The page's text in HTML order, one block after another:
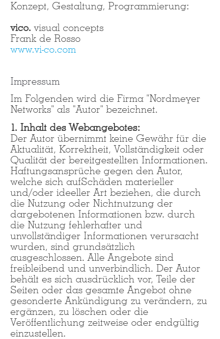
We offer support for our customers
Mon - Fri 8:00am - 5:00pm
Cybersteel Inc.
San Francisco, CA 94102
Have any questions?
+44 1234 567 890
Drop us a line
info@yourdomain.com
About us
Lorem ipsum dolor sit amet, consectetuer
adipiscing elit.
Aenean commodo ligula eget dolor.
Aenean massa. Cum sociis natoque
penatibus et magnis dis parturient
montes, nascetur ridiculus mus. Donec
quam felis, ultricies nec.
Konzept, Gestaltung, Programmierung:
vico.visual concepts
Frank de Rosso
www.vi-co.com
Impressum
Im Folgenden wird die Firma "Nordmeyer
Networks" als "Autor" bezeichnet.
1. Inhalt des Webangebotes:
Der Autor übernimmt keine Gewähr für die
Aktualität, Korrektheit, Vollständigkeit oder
Qualität der bereitgestellten Informationen.
Haftungsansprüche gegen den Autor,
welche sich aufSchäden materieller
und/oder ideeller Art beziehen, die durch
die Nutzung oder Nichtnutzung der
dargebotenen Informationen bzw. durch
die Nutzung fehlerhafter und
unvollständiger Informationen verursacht
wurden, sind grundsätzlich
ausgeschlossen. Alle Angebote sind
freibleibend und unverbindlich. Der Autor
behält es sich ausdrücklich vor, Teile der
Seiten oder das gesamte Angebot ohne
gesonderte Ankündigung zu verändern, zu
ergänzen, zu löschen oder die
Veröffentlichung zeitweise oder endgültig
einzustellen.